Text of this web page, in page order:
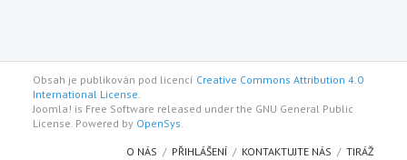
Obsah je publikován pod licencí Creative Commons Attribution 4.0
International License.
Joomla! is Free Software released under the GNU General Public
License. Powered by OpenSys
O NÁS PŘIHLÁŠENÍ KONTAKTUJTE NÁS TIRÁŽ